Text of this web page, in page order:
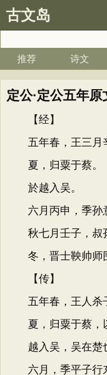
古文岛
推荐 诗文
定公·定公五年原
【经】
五年春，王三月辛
夏，归粟于蔡。
於越入吴。
六月丙申，季孙
秋七月壬子，叔
冬，晋士鞅帅师
【传】
五年春，王人杀
夏，归粟于蔡，以
越入吴，吴在楚
六月，季平子行